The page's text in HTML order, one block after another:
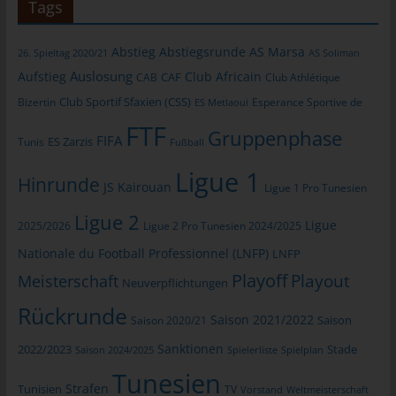
Tags
26. Spieltag 2020/21 Abstieg Abstiegsrunde AS Marsa AS Soliman
Aufstieg Auslosung CAB CAF Club Africain Club Athlétique
Bizertin Club Sportif Sfaxien (CSS) ES Metlaoui Esperance Sportive de
Tunis ES Zarzis FIFA FTF Fußball Gruppenphase
Hinrunde JS Kairouan Ligue 1 Ligue 1 Pro Tunesien
2025/2026 Ligue 2 Ligue 2 Pro Tunesien 2024/2025 Ligue
Nationale du Football Professionnel (LNFP) LNFP
Meisterschaft Neuverpflichtungen Playoff Playout
Rückrunde Saison 2020/21 Saison 2021/2022 Saison
2022/2023 Saison 2024/2025 Sanktionen Spielerliste Spielplan Stade
Tunisien Strafen Tunesien TV Vorstand Weltmeisterschaft
jeweiligen Eingabemaske, die für die Registrierung verwendet
wird. Die von der betroffenen Person eingegebenen
interne Verwendung bei dem für die Verarbeitung
Verantwortlichen und für eigene Zwecke erhoben und
gespeichert. Der für die Verarbeitung Verantwortliche kann die
beispielsweise einen Paketdienstleister, veranlassen, der die
interne Verwendung, die dem für die Verarbeitung
Verantwortlichen zuzurechnen ist, nutzt.
Durch eine Registrierung auf der Internetseite des für die
Verarbeitung Verantwortlichen wird ferner die vom Internet-
Adresse, das Datum sowie die Uhrzeit der Registrierung
gespeichert. Die Speicherung dieser Daten erfolgt vor dem
Hintergrund, dass nur so der Missbrauch unserer Dienste
verhindert werden kann, und diese Daten im Bedarfsfall
Speicherung dieser Daten zur Absicherung des für die